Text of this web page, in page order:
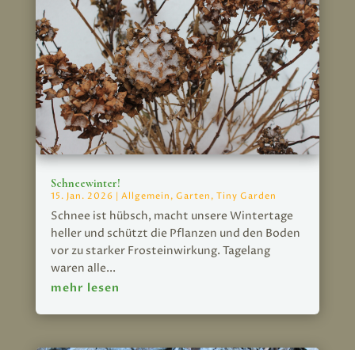
Schneewinter!
15. Jan. 2026 | Allgemein , Garten , Tiny Garden
Schnee ist hübsch, macht unsere Wintertage
heller und schützt die Pflanzen und den Boden
vor zu starker Frosteinwirkung. Tagelang
waren alle...
mehr lesen